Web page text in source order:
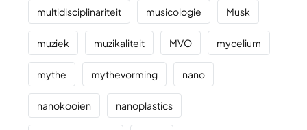
multidisciplinariteit musicologie Musk
muziek muzikaliteit MVO mycelium
mythe mythevorming nano
nanokooien nanoplastics